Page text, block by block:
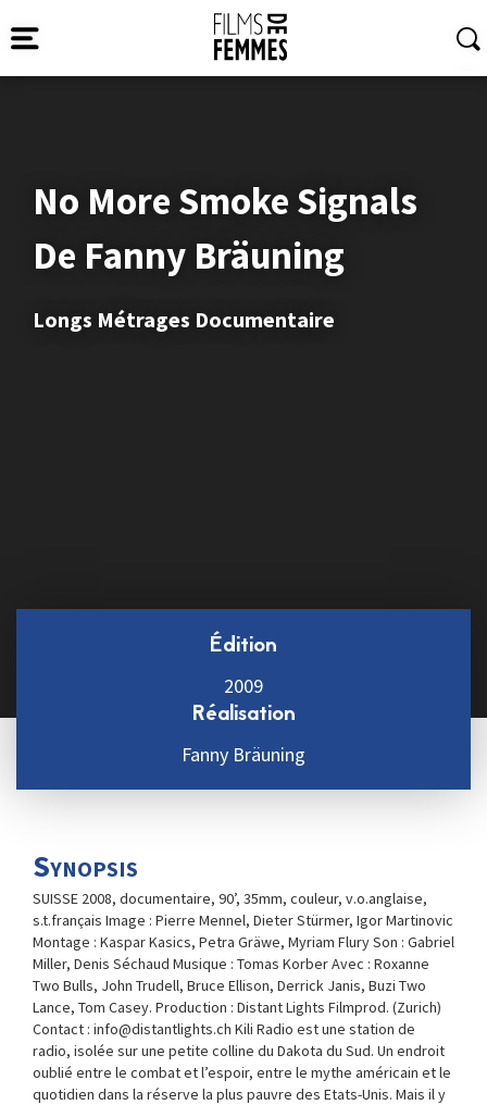
No More Smoke Signals
De Fanny Bräuning
Longs Métrages Documentaire
Édition
2009
Réalisation
Fanny Bräuning
Synopsis
SUISSE 2008, documentaire, 90’, 35mm, couleur, v.o.anglaise,
s.t.français Image : Pierre Mennel, Dieter Stürmer, Igor Martinovic
Montage : Kaspar Kasics, Petra Gräwe, Myriam Flury Son : Gabriel
Miller, Denis Séchaud Musique : Tomas Korber Avec : Roxanne
Two Bulls, John Trudell, Bruce Ellison, Derrick Janis, Buzi Two
Lance, Tom Casey. Production : Distant Lights Filmprod. (Zurich)
Contact : info@distantlights.ch Kili Radio est une station de
radio, isolée sur une petite colline du Dakota du Sud. Un endroit
oublié entre le combat et l’espoir, entre le mythe américain et le
quotidien dans la réserve la plus pauvre des Etats-Unis. Mais il y